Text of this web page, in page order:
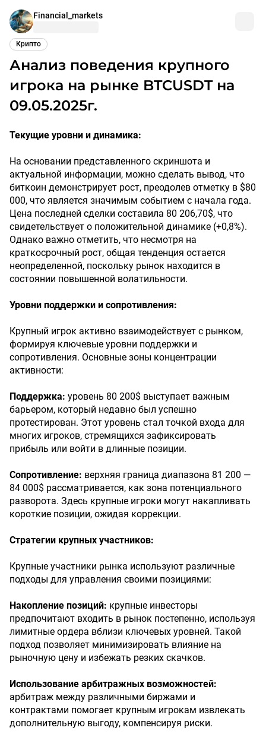
Financial_markets
Крипто
Анализ поведения крупного
игрока на рынке BTCUSDT на
09.05.2025г.
Текущие уровни и динамика:
На основании представленного скриншота и
актуальной информации, можно сделать вывод, что
биткоин демонстрирует рост, преодолев отметку в $80
000, что является значимым событием с начала года.
Цена последней сделки составила 80 206,70$, что
свидетельствует о положительной динамике (+0,8%).
Однако важно отметить, что несмотря на
краткосрочный рост, общая тенденция остается
неопределенной, поскольку рынок находится в
состоянии повышенной волатильности.
Уровни поддержки и сопротивления:
Крупный игрок активно взаимодействует с рынком,
формируя ключевые уровни поддержки и
сопротивления. Основные зоны концентрации
активности:
Поддержка: уровень 80 200$ выступает важным
барьером, который недавно был успешно
протестирован. Этот уровень стал точкой входа для
многих игроков, стремящихся зафиксировать
прибыль или войти в длинные позиции.
Сопротивление: верхняя граница диапазона 81 200 —
84 000$ рассматривается, как зона потенциального
разворота. Здесь крупные игроки могут накапливать
короткие позиции, ожидая коррекции.
Стратегии крупных участников:
Крупные участники рынка используют различные
подходы для управления своими позициями:
Накопление позиций: крупные инвесторы
предпочитают входить в рынок постепенно, используя
лимитные ордера вблизи ключевых уровней. Такой
подход позволяет минимизировать влияние на
рыночную цену и избежать резких скачков.
Использование арбитражных возможностей:
арбитраж между различными биржами и
контрактами помогает крупным игрокам извлекать
дополнительную выгоду, компенсируя риски.